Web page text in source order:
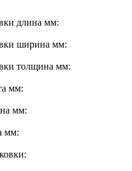
длина мм:
ширина мм:
толщина мм:
мм:
мм:
мм: